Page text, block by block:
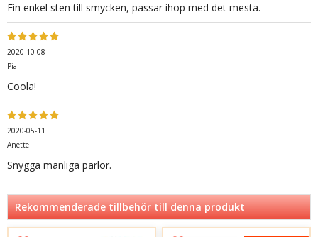
Fin enkel sten till smycken, passar ihop med det mesta.
2020-10-08
Pia
Coola!
2020-05-11
Anette
Snygga manliga pärlor.
Rekommenderade tillbehör till denna produkt